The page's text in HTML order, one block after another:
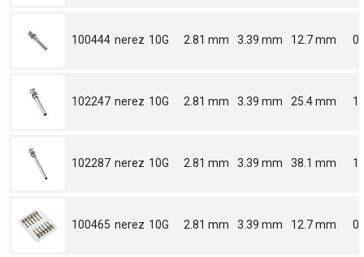
100444 nerez 10G 2.81 mm 3.39 mm 12.7 mm
102247 nerez 10G 2.81 mm 3.39 mm 25.4 mm 1
102287 nerez 10G 2.81 mm 3.39 mm 38.1 mm
100465 nerez 10G 2.81 mm 3.39 mm 12.7 mm